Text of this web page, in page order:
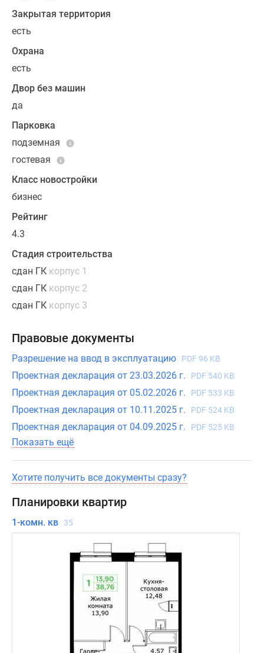
Закрытая территория
есть
Охрана
есть
Двор без машин
да
Парковка
подземная
гостевая
Класс новостройки
бизнес
Рейтинг
4.3
Стадия строительства
сдан ГК корпус 1
сдан ГК корпус 2
сдан ГК корпус 3
Правовые документы
Разрешение на ввод в эксплуатацию PDF 96 KB
Проектная декларация от 23.03.2026 г. PDF 540 KB
Проектная декларация от 05.02.2026 г. PDF 533 KB
Проектная декларация от 10.11.2025 г. PDF 524 KB
Проектная декларация от 04.09.2025 г. PDF 525 KB
Показать ещё
Хотите получить все документы сразу?
Планировки квартир
1-комн. кв 35